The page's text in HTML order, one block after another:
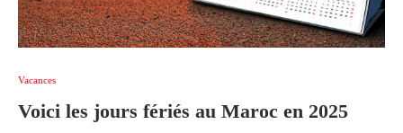
Vacances
Voici les jours fériés au Maroc en 2025